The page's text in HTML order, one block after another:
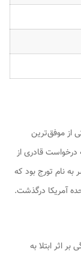
بعدها یکی از موفق‌ترین
درخواست قادری از
نام تورج بود که
۲۵ آذر ۱۳۹۹ در سن ۸۵ سالگی بر اثر ابتلا به